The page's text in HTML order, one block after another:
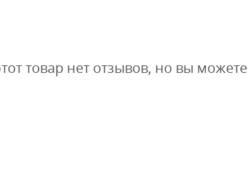
товар нет отзывов, но вы